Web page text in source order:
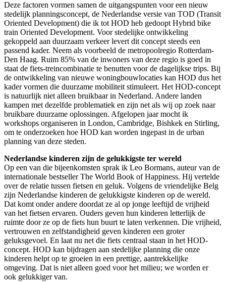
Deze factoren vormen samen de uitgangspunten voor een nieuw
stedelijk planningsconcept, de Nederlandse versie van TOD (Transit
Oriented Development) die ik tot HOD heb gedoopt Hybrid bike
train Oriented Development. Voor stedelijke ontwikkeling
gekoppeld aan duurzaam verkeer levert dit concept steeds een
passend kader. Neem als voorbeeld de metropoolregio Rotterdam-
Den Haag. Ruim 85% van de inwoners van deze regio is goed in
staat de fiets-treincombinatie te benutten voor de dagelijkse trips. Bij
de ontwikkeling van nieuwe woningbouwlocaties kan HOD dus het
kader vormen die duurzame mobiliteit stimuleert. Het HOD-concept
is natuurlijk niet alleen bruikbaar in Nederland. Andere landen
kampen met dezelfde problematiek en zijn net als wij op zoek naar
bruikbare duurzame oplossingen. Afgelopen jaar mocht ik
workshops organiseren in London, Cambridge, Bishkek en Stirling,
om te onderzoeken hoe HOD kan worden ingepast in de urban
planning van deze steden.
Nederlandse kinderen zijn de gelukkigste ter wereld
Op een van die bijeenkomsten sprak ik Leo Bormans, auteur van de
internationale bestseller The World Book of Happiness. Hij vertelde
over de relatie tussen fietsen en geluk. Volgens de vriendelijke Belg
zijn Nederlandse kinderen de gelukkigste kinderen op de wereld.
Dat komt onder andere doordat ze al op jonge leeftijd de vrijheid
van het fietsen ervaren. Ouders geven hun kinderen letterlijk de
ruimte door ze op de fiets hun buurt te laten verkennen. Die vrijheid,
vertrouwen en zelfstandigheid geven kinderen een groter
geluksgevoel. En laat nu net die fiets centraal staan in het HOD-
concept. HOD kan bijdragen aan stedelijke planning die onze
kinderen helpt op te groeien in een prettige, aantrekkelijke
omgeving. Dat is niet alleen goed voor het milieu; we worden er
ook gelukkiger van.